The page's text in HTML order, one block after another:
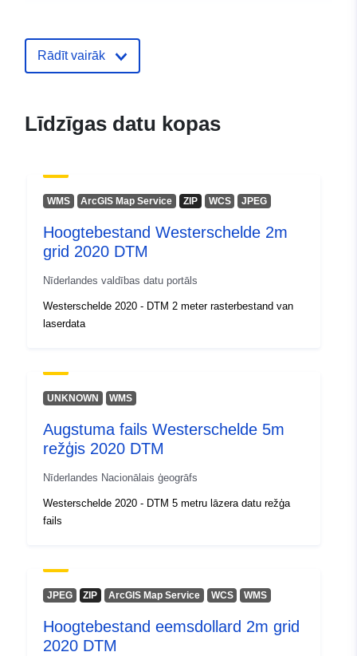
ieraksts:
uriRef:
http://data.europa.eu/88u/dataset/
hoogtebestand-westerschelde-
Rādīt vairāk
Līdzīgas datu kopas
WMS ArcGIS Map Service ZIP WCS JPEG
Hoogtebestand Westerschelde 2m
grid 2020 DTM
Nīderlandes valdības datu portāls
Westerschelde 2020 - DTM 2 meter rasterbestand van
laserdata
UNKNOWN WMS
Augstuma fails Westerschelde 5m
režģis 2020 DTM
Nīderlandes Nacionālais ģeogrāfs
Westerschelde 2020 - DTM 5 metru lāzera datu režģa
fails
JPEG ZIP ArcGIS Map Service WCS WMS
Hoogtebestand eemsdollard 2m grid
2020 DTM